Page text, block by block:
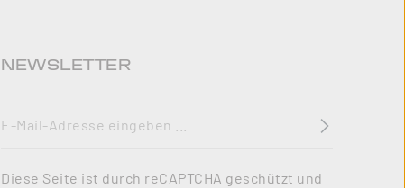
NEWSLETTER
Diese Seite ist durch reCAPTCHA geschützt und